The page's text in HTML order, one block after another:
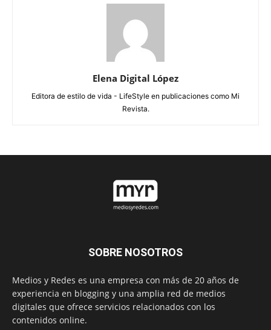
Elena Digital López
Editora de estilo de vida - LifeStyle en publicaciones como Mi
Revista.
SOBRE NOSOTROS
Medios y Redes es una empresa con más de 20 años de
experiencia en blogging y una amplia red de medios
digitales que ofrece servicios relacionados con los
contenidos online.